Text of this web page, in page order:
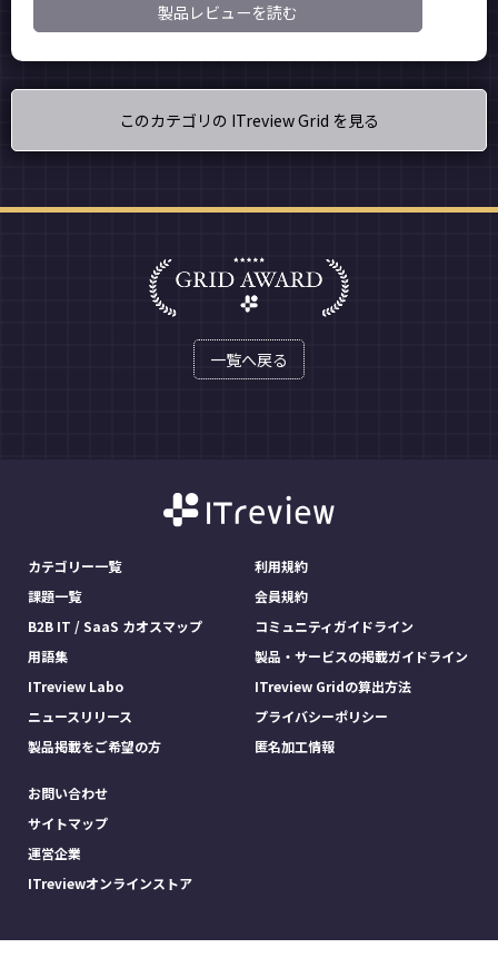
製品レビューを読む
このカテゴリの ITreview Grid を見る
一覧へ戻る
カテゴリー一覧
課題一覧
B2B IT / SaaS カオスマップ
用語集
ITreview Labo
ニュースリリース
製品掲載をご希望の方
利用規約
会員規約
コミュニティガイドライン
製品・サービスの掲載ガイドライン
ITreview Gridの算出方法
プライバシーポリシー
匿名加工情報
お問い合わせ
サイトマップ
運営企業
ITreviewオンラインストア